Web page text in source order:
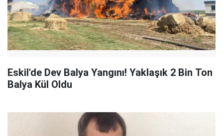
Eskil'de Dev Balya Yangını! Yaklaşık 2 Bin Ton
Balya Kül Oldu